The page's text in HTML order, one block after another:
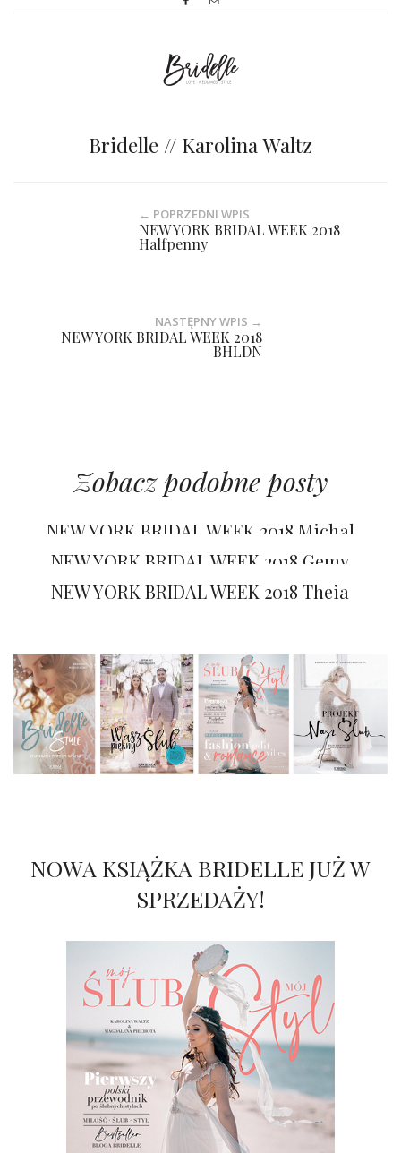
Bridelle // Karolina Waltz
← POPRZEDNI WPIS
NEW YORK BRIDAL WEEK 2018
Halfpenny
NASTĘPNY WPIS →
NEW YORK BRIDAL WEEK 2018
BHLDN
Zobacz podobne posty
NEW YORK BRIDAL WEEK 2018 Michal
Medina
NEW YORK BRIDAL WEEK 2018 Gemy
Maalouf
NEW YORK BRIDAL WEEK 2018 Theia
NOWA KSIĄŻKA BRIDELLE JUŻ W
SPRZEDAŻY!